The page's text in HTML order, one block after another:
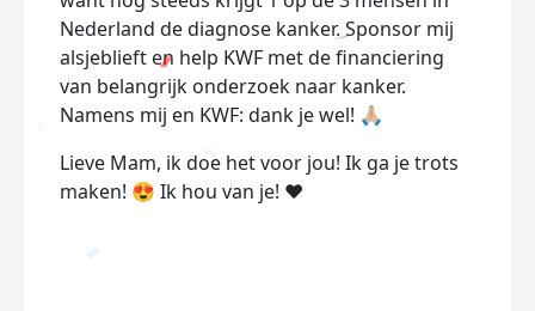
Nederland de diagnose kanker. Sponsor mij
alsjeblieft en help KWF met de financiering
van belangrijk onderzoek naar kanker.
Namens mij en KWF: dank je wel! 🙏🏼
Lieve Mam, ik doe het voor jou! Ik ga je trots
maken! 😍 Ik hou van je! ❤️